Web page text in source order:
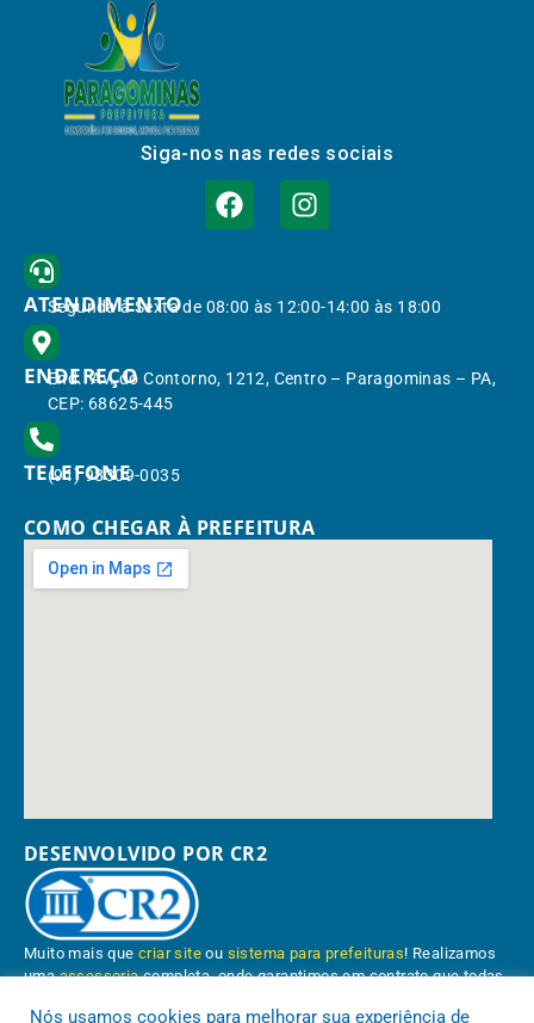
Siga-nos nas redes sociais
ATENDIMENTO
Segunda à Sexta de 08:00 às 12:00-14:00 às 18:00
ENDEREÇO
End.: Av. do Contorno, 1212, Centro – Paragominas – PA,
CEP: 68625-445
TELEFONE
(91) 98309-0035
COMO CHEGAR À PREFEITURA
DESENVOLVIDO POR CR2
Muito mais quecriar site ou sistema para prefeituras! Realizamos
umaassessoriacompleta, onde garantimos em contrato que todas
Nós usamos cookies para melhorar sua experiência de